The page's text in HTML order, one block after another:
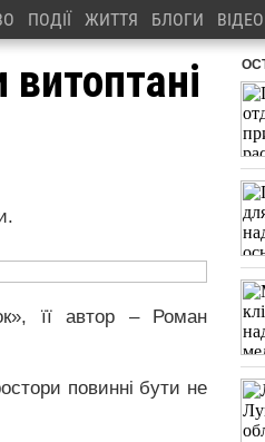
ПОДІЇ ЖИТТЯ БЛОГИ ВІДЕО
її автор – Роман
повинні бути не